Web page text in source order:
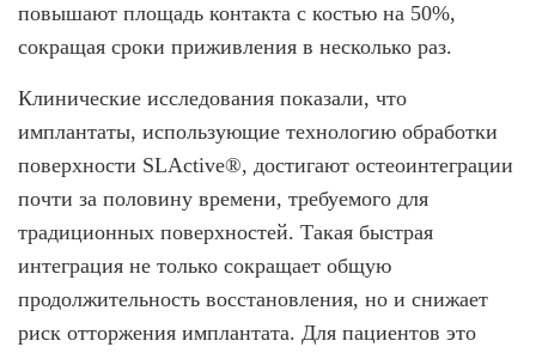
повышают площадь контакта с костью на 50%,
сокращая сроки приживления в несколько раз.
Клинические исследования показали, что
имплантаты, использующие технологию обработки
поверхности SLActive®️, достигают остеоинтеграции
почти за половину времени, требуемого для
традиционных поверхностей. Такая быстрая
интеграция не только сокращает общую
продолжительность восстановления, но и снижает
риск отторжения имплантата. Для пациентов это